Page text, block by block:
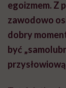
egoizmem. Z
zawodowo
dobry
być